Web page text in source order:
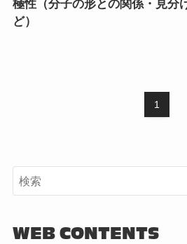
極性（分子の形との関係・見分
ど）
1
WEB CONTENTS